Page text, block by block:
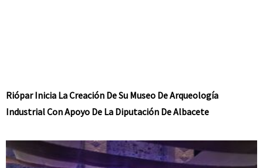
Riópar Inicia La Creación De Su Museo De Arqueología
Industrial Con Apoyo De La Diputación De Albacete